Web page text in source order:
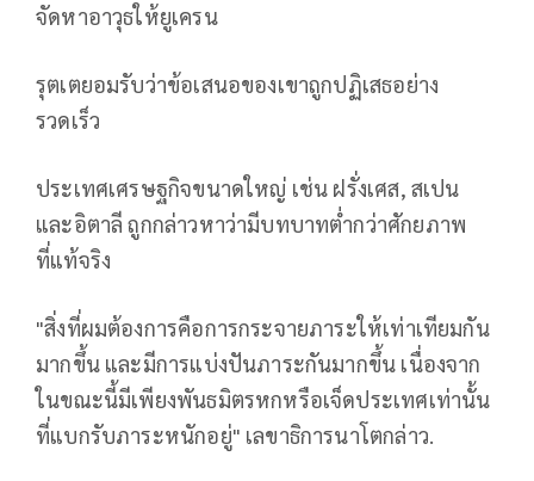
จัดหาอาวุธให้ยูเครน
รุตเตยอมรับว่าข้อเสนอของเขาถูกปฏิเสธอย่าง
รวดเร็ว
ประเทศเศรษฐกิจขนาดใหญ่ เช่น ฝรั่งเศส, สเปน
และอิตาลี ถูกกล่าวหาว่ามีบทบาทต่ำกว่าศักยภาพ
ที่แท้จริง
"สิ่งที่ผมต้องการคือการกระจายภาระให้เท่าเทียมกัน
มากขึ้น และมีการแบ่งปันภาระกันมากขึ้น เนื่องจาก
ในขณะนี้มีเพียงพันธมิตรหกหรือเจ็ดประเทศเท่านั้น
ที่แบกรับภาระหนักอยู่" เลขาธิการนาโตกล่าว.